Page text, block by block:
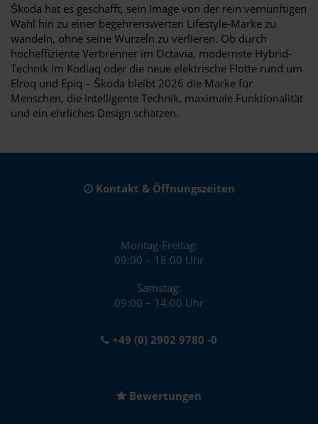
Škoda hat es geschafft, sein Image von der rein vernünftigen
Wahl hin zu einer begehrenswerten Lifestyle-Marke zu
wandeln, ohne seine Wurzeln zu verlieren. Ob durch
hocheffiziente Verbrenner im Octavia, modernste Hybrid-
Technik im Kodiaq oder die neue elektrische Flotte rund um
Elroq und Epiq – Škoda bleibt 2026 die Marke für
Menschen, die intelligente Technik, maximale Funktionalität
und ein ehrliches Design schätzen.
Kontakt & Öffnungszeiten
Montag-Freitag:
09:00 – 18:00 Uhr
Samstag:
09:00 – 14:00 Uhr
+49 (0) 2902 9780 -0
Bewertungen